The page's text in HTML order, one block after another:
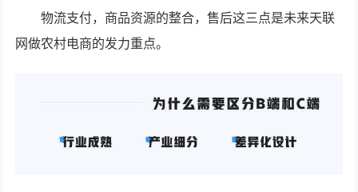
物流支付，商品资源的整合，售后这三点是未来天联
网做农村电商的发力重点。